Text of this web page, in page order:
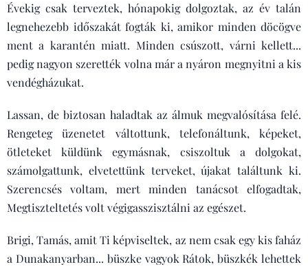
Évekig csak terveztek, hónapokig dolgoztak, az év talán
legnehezebb időszakát fogták ki, amikor minden döcögve
ment a karantén miatt. Minden csúszott, várni kellett...
pedig nagyon szerették volna már a nyáron megnyitni a kis
vendégházukat.
Lassan, de biztosan haladtak az álmuk megvalósítása felé.
Rengeteg üzenetet váltottunk, telefonáltunk, képeket,
ötleteket küldünk egymásnak, csiszoltuk a dolgokat,
számolgattunk, elvetettünk terveket, újakat találtunk ki.
Szerencsés voltam, mert minden tanácsot elfogadtak,
Megtiszteltetés volt végigasszisztálni az egészet.
Brigi, Tamás, amit Ti képviseltek, az nem csak egy kis faház
a Dunakanyarban... büszke vagyok Rátok, büszkék lehettek